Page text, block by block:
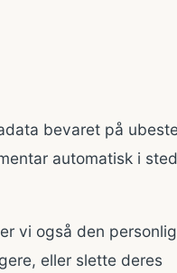
bevaret på
automatisk i
vi også den
eller slette deres